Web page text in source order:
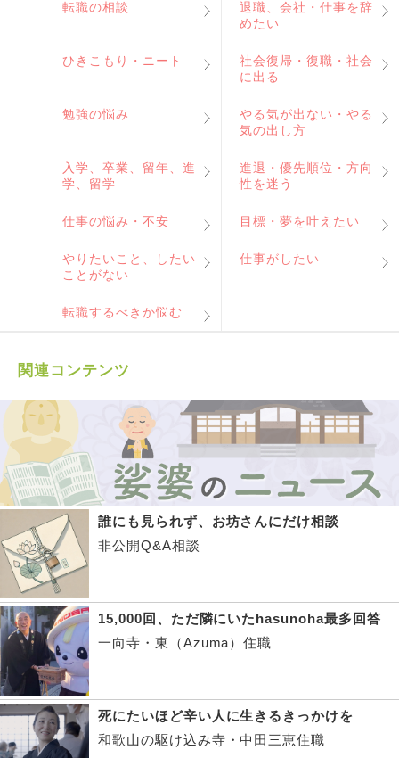
転職の相談
退職、会社・仕事を辞
めたい
ひきこもり・ニート
社会復帰・復職・社会
に出る
勉強の悩み
やる気が出ない・やる
気の出し方
入学、卒業、留年、進
学、留学
進退・優先順位・方向
性を迷う
仕事の悩み・不安 目標・夢を叶えたい
やりたいこと、したい
ことがない
仕事がしたい
転職するべきか悩む
関連コンテンツ
誰にも見られず、お坊さんにだけ相談
非公開Q&A相談
15,000回、ただ隣にいたhasunoha最多回答
一向寺・東（Azuma）住職
死にたいほど辛い人に生きるきっかけを
和歌山の駆け込み寺・中田三恵住職